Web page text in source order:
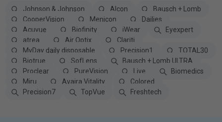
Johnson & Johnson Alcon
Bausch + Lomb
CooperVision
Menicon
Dailies
Acuvue
Biofinity iWear
Eyexpert
atrea
Air Optix
Clariti
MyDay daily disposable
Precision1
TOTAL30
Biotrue
SofLens
Bausch + Lomb ULTRA
Proclear
PureVision Live
Biomedics
Miru
Avaira Vitality
Colored
Precision7
TopVue Freshtech